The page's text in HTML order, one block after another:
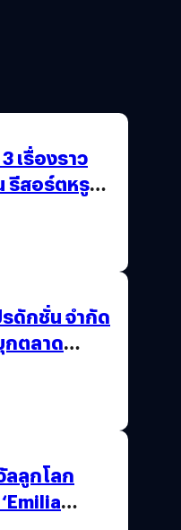
เรื่องราว
รีสอร์ตหรู
ดักชั่น จำกัด
กตลาด
ลลูกโลก